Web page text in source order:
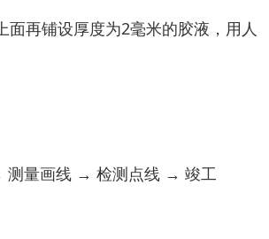
再铺设厚度为2毫米的胶液，用人
量画线 → 检测点线 → 竣工